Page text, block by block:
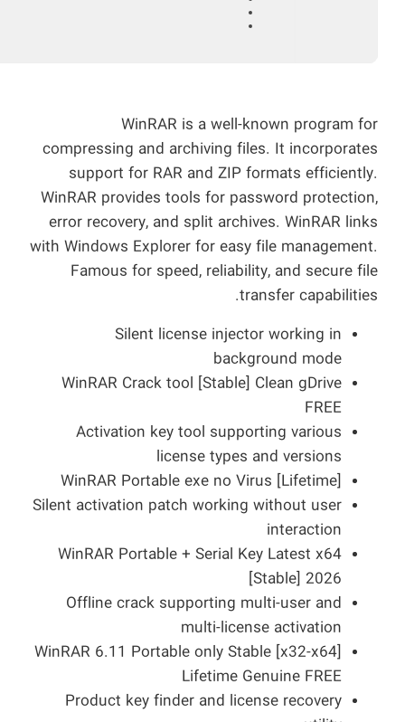
WinRAR is a well-known program for
compressing and archiving files. It incorporates
support for RAR and ZIP formats efficiently.
WinRAR provides tools for password protection,
error recovery, and split archives. WinRAR links
with Windows Explorer for easy file management.
Famous for speed, reliability, and secure file
transfer capabilities.
Silent license injector working in
background mode
WinRAR Crack tool [Stable] Clean gDrive
FREE
Activation key tool supporting various
license types and versions
WinRAR Portable exe no Virus [Lifetime]
Silent activation patch working without user
interaction
WinRAR Portable + Serial Key Latest x64
[Stable] 2026
Offline crack supporting multi-user and
multi-license activation
WinRAR 6.11 Portable only Stable [x32-x64]
Lifetime Genuine FREE
Product key finder and license recovery